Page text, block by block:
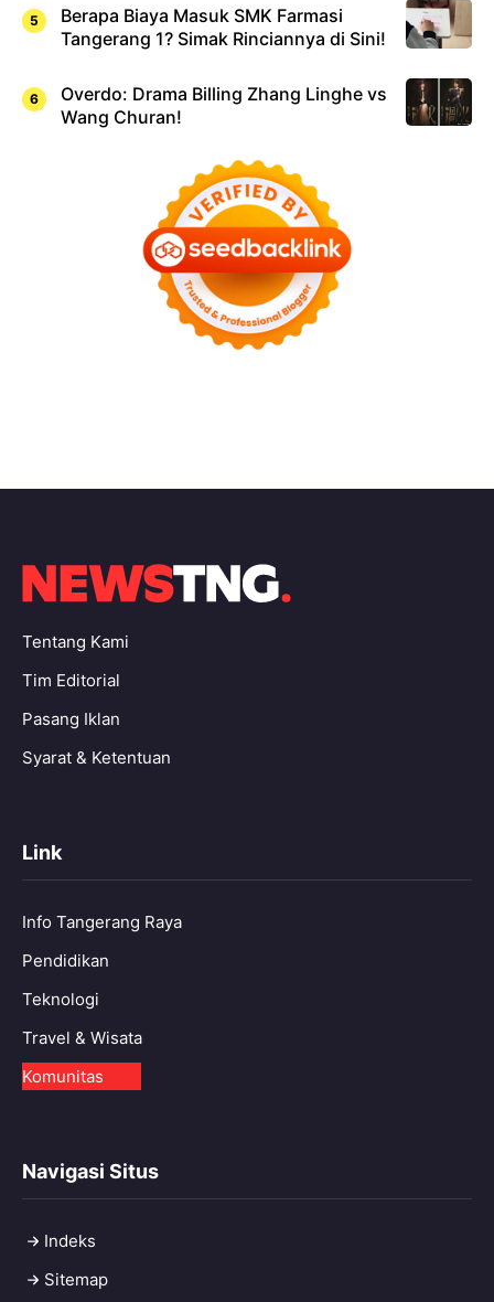
Berapa Biaya Masuk SMK Farmasi
Tangerang 1? Simak Rinciannya di Sini!
Overdo: Drama Billing Zhang Linghe vs
Wang Churan!
Tentang Kami
Tim Editorial
Pasang Iklan
Syarat & Ketentuan
Link
Info Tangerang Raya
Pendidikan
Teknologi
Travel & Wisata
Komunitas
Navigasi Situs
Indeks
Sitemap